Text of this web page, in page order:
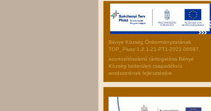
Bénye Község Önkormányzatának
TOP_Plusz-1.2.1-21-PT1-2022-00087.
azonosítószámú támogatása Bénye
Község belterületi csapadékvíz
rendszerének fejlesztésére.